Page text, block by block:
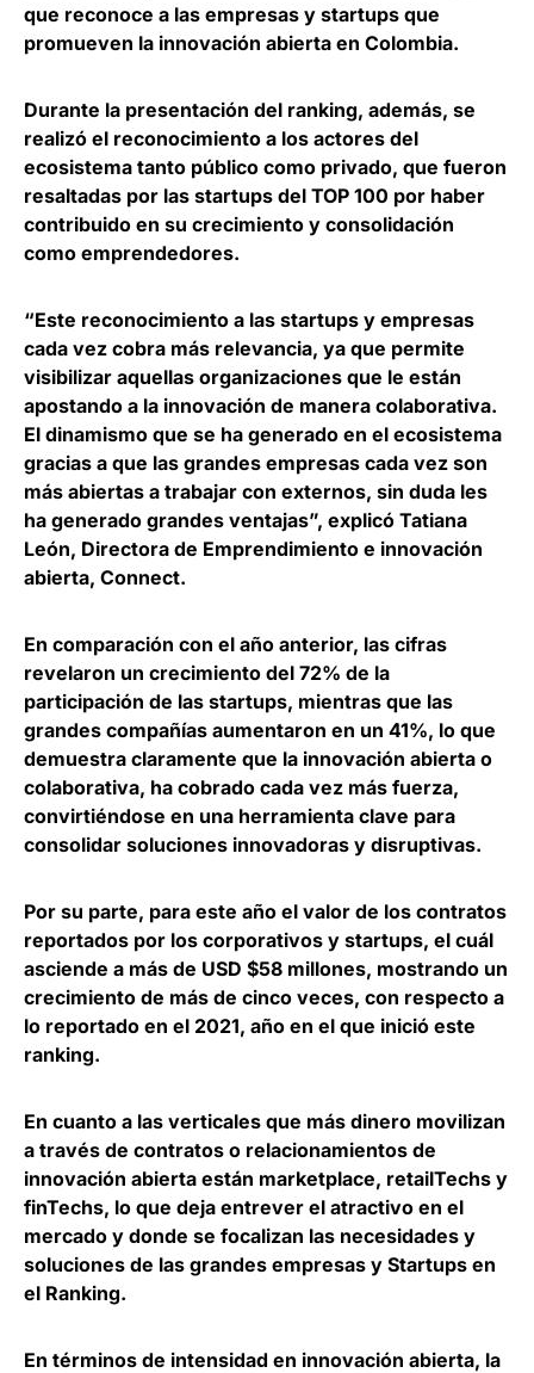
que reconoce a las empresas y startups que
promueven la innovación abierta en Colombia.
Durante la presentación del ranking, además, se
realizó el reconocimiento a los actores del
ecosistema tanto público como privado, que fueron
resaltadas por las startups del TOP 100 por haber
contribuido en su crecimiento y consolidación
como emprendedores.
“Este reconocimiento a las startups y empresas
cada vez cobra más relevancia, ya que permite
visibilizar aquellas organizaciones que le están
apostando a la innovación de manera colaborativa.
El dinamismo que se ha generado en el ecosistema
gracias a que las grandes empresas cada vez son
más abiertas a trabajar con externos, sin duda les
ha generado grandes ventajas”, explicó Tatiana
León, Directora de Emprendimiento e innovación
abierta, Connect.
En comparación con el año anterior, las cifras
revelaron un crecimiento del 72% de la
participación de las startups, mientras que las
grandes compañías aumentaron en un 41%, lo que
demuestra claramente que la innovación abierta o
colaborativa, ha cobrado cada vez más fuerza,
convirtiéndose en una herramienta clave para
consolidar soluciones innovadoras y disruptivas.
Por su parte, para este año el valor de los contratos
reportados por los corporativos y startups, el cuál
asciende a más de USD $58 millones, mostrando un
crecimiento de más de cinco veces, con respecto a
lo reportado en el 2021, año en el que inició este
ranking.
En cuanto a las verticales que más dinero movilizan
a través de contratos o relacionamientos de
innovación abierta están marketplace, retailTechs y
finTechs, lo que deja entrever el atractivo en el
mercado y donde se focalizan las necesidades y
soluciones de las grandes empresas y Startups en
el Ranking.
En términos de intensidad en innovación abierta, la